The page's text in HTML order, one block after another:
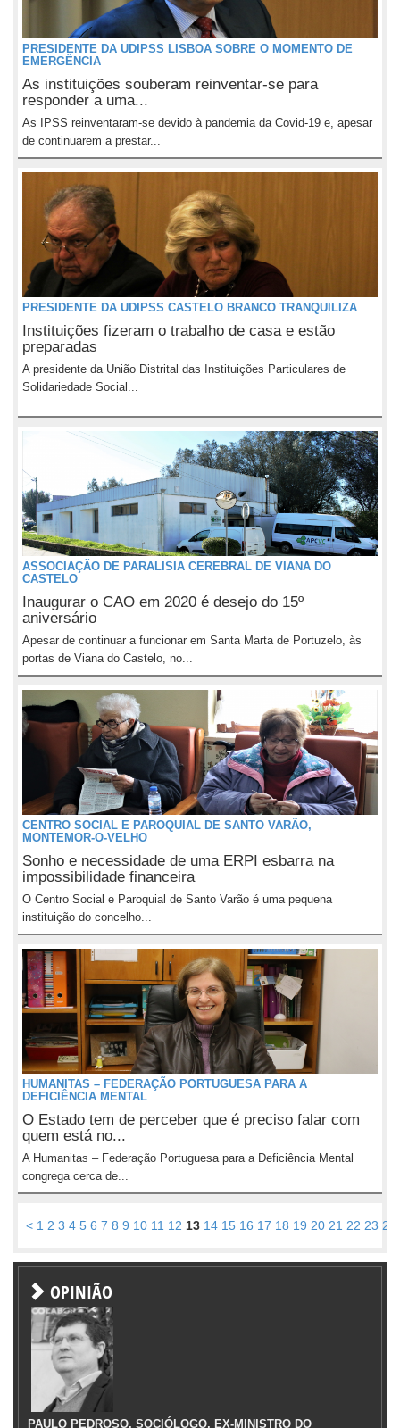
PRESIDENTE DA UDIPSS LISBOA SOBRE O MOMENTO DE
EMERGÊNCIA
As instituições souberam reinventar-se para
responder a uma...
As IPSS reinventaram-se devido à pandemia da Covid-19 e, apesar
de continuarem a prestar...
PRESIDENTE DA UDIPSS CASTELO BRANCO TRANQUILIZA
Instituições fizeram o trabalho de casa e estão
preparadas
A presidente da União Distrital das Instituições Particulares de
Solidariedade Social...
ASSOCIAÇÃO DE PARALISIA CEREBRAL DE VIANA DO
CASTELO
Inaugurar o CAO em 2020 é desejo do 15º
aniversário
Apesar de continuar a funcionar em Santa Marta de Portuzelo, às
portas de Viana do Castelo, no...
CENTRO SOCIAL E PAROQUIAL DE SANTO VARÃO,
MONTEMOR-O-VELHO
Sonho e necessidade de uma ERPI esbarra na
impossibilidade financeira
O Centro Social e Paroquial de Santo Varão é uma pequena
instituição do concelho...
HUMANITAS – FEDERAÇÃO PORTUGUESA PARA A
DEFICIÊNCIA MENTAL
O Estado tem de perceber que é preciso falar com
quem está no...
A Humanitas – Federação Portuguesa para a Deficiência Mental
congrega cerca de...
< 1 2 3 4 5 6 7 8 9 10 11 12 13 14 15 16 17 18 19 20 21 22 23 24
OPINIÃO
PAULO PEDROSO, SOCIÓLOGO, EX-MINISTRO DO